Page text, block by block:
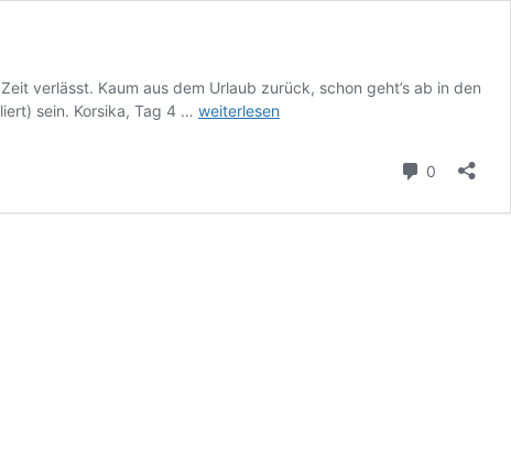
verlässt. Kaum aus dem Urlaub zurück, schon geht’s ab in den
sein. Korsika, Tag 4 … Korsika
weiterlesen
0